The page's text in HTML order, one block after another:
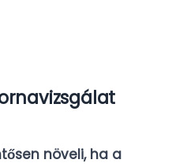
növeli, ha a